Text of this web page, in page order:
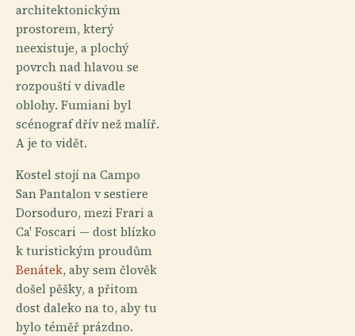
architektonickým
prostorem, který
neexistuje, a plochý
povrch nad hlavou se
rozpouští v divadle
oblohy. Fumiani byl
scénograf dřív než malíř.
A je to vidět.
Kostel stojí na Campo
San Pantalon v sestiere
Dorsoduro, mezi Frari a
Ca' Foscari — dost blízko
k turistickým proudům
Benátek, aby sem člověk
došel pěšky, a přitom
dost daleko na to, aby tu
bylo téměř prázdno.